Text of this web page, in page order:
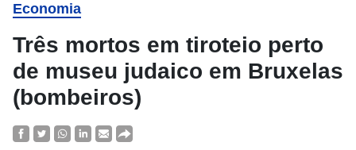
Economia
Três mortos em tiroteio perto
de museu judaico em Bruxelas
(bombeiros)